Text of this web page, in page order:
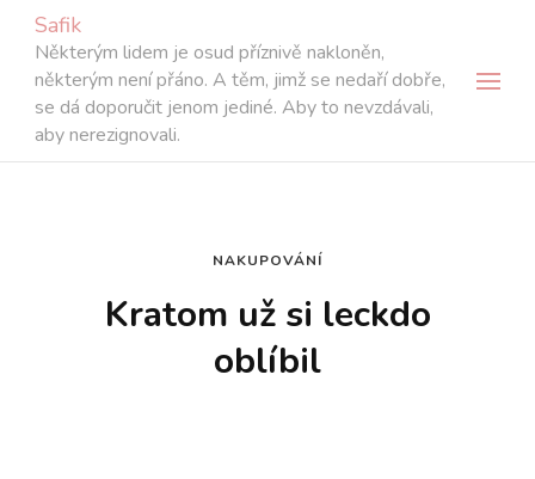
Safik
Některým lidem je osud příznivě nakloněn,
některým není přáno. A těm, jimž se nedaří dobře,
se dá doporučit jenom jediné. Aby to nevzdávali,
aby nerezignovali.
NAKUPOVÁNÍ
Kratom už si leckdo
oblíbil